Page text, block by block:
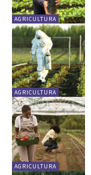
AGRICULTURA
AGRICULTURA
AGRICULTURA